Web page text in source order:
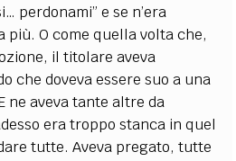
perdonami” e se n’era
più. O come quella volta che,
il titolare aveva
che doveva essere suo a una
ne aveva tante altre da
era troppo stanca in quel
tutte. Aveva pregato, tutte